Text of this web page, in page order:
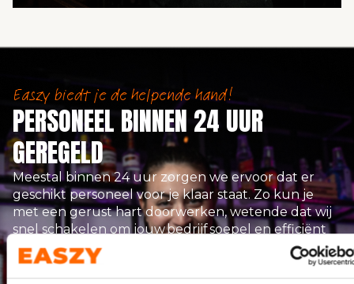
Easzy biedt je de helpende hand!
PERSONEEL BINNEN 24 UUR
GEREGELD
Meestal binnen 24 uur zorgen we ervoor dat er
geschikt personeel voor je klaar staat. Zo kun je
met een gerust hart doorwerken, wetende dat wij
snel schakelen om jouw bedrijf soepel en efficiënt
te laten verlopen.
BijEaszykun je ervoor kiezen om zelf je opdracht te